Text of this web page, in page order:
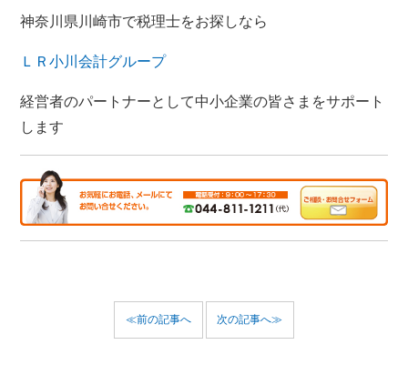
神奈川県川崎市で税理士をお探しなら
ＬＲ小川会計グループ
経営者のパートナーとして中小企業の皆さまをサポート
します
≪前の記事へ 次の記事へ≫